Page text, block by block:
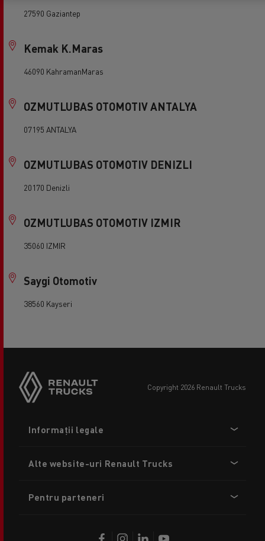
27590 Gaziantep
Kemak K.Maras
46090 KahramanMaras
OZMUTLUBAS OTOMOTIV ANTALYA
07195 ANTALYA
OZMUTLUBAS OTOMOTIV DENIZLI
20170 Denizli
OZMUTLUBAS OTOMOTIV IZMIR
35060 IZMIR
Saygi Otomotiv
38560 Kayseri
copyright 2026 Renault Trucks
menu
Informații legale
Alte website-uri Renault Trucks
Pentru parteneri